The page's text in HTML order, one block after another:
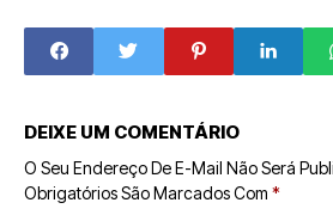
com Remake de
'O Nevoeiro'
DEIXE UM COMENTÁRIO
O Seu Endereço De E-Mail Não Será
Obrigatórios São Marcados Com *